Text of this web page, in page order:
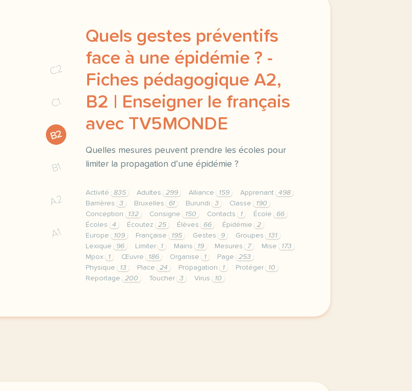
C2
C1
B2
B1
A2
A1
Quels gestes préventifs
face à une épidémie ? -
Fiches pédagogique A2,
B2 | Enseigner le français
avec TV5MONDE
Quelles mesures peuvent prendre les écoles pour
limiter la propagation d’une épidémie ?
Activité 835 Adultes 299 Alliance 159 Apprenant
498
Barrières
3 Bruxelles 61 Burundi 3 Classe
190
Conception
132 Consigne 150 Contacts 1 École
66
Écoles
4 Écoutez 25 Élèves 66 Épidémie
2
Europe
109 Française 195 Gestes 9 Groupes
131
Lexique
96 Limiter 1 Mains 19 Mesures 7 Mise
173
Mpox
1 Œuvre 186 Organise 1 Page
253
Physique
13 Place 24 Propagation 1 Protéger
10
Reportage
200 Toucher 3 Virus 10